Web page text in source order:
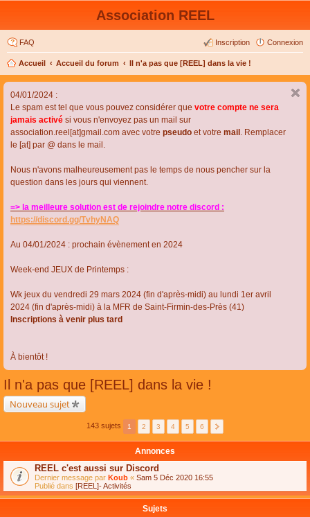
Association REEL
FAQ Connexion
Inscription
Accueil Accueil du forum Il n'a pas que [REEL] dans la vie !
04/01/2024 :
Le spam est tel que vous pouvez considérer que votre compte ne sera
jamais activé si vous n'envoyez pas un mail sur
association.reel[at]gmail.com avec votre pseudo et votre mail . Remplacer
le [at] par @ dans le mail.
Nous n'avons malheureusement pas le temps de nous pencher sur la
question dans les jours qui viennent.
=> la meilleure solution est de rejoindre notre discord :
https://discord.gg/TvhyNAQ
Au 04/01/2024 : prochain évènement en 2024
Week-end JEUX de Printemps :
Wk jeux du vendredi 29 mars 2024 (fin d'après-midi) au lundi 1er avril
2024 (fin d'après-midi) à la MFR de Saint-Firmin-des-Près (41)
Inscriptions à venir plus tard
À bientôt !
Il n'a pas que [REEL] dans la vie !
Nouveau sujet
143 sujets 1 2 3 4 5 6
Annonces
REEL c'est aussi sur Discord
Dernier message par Koub « Sam 5 Déc 2020 16:55
Publié dans [REEL]- Activités
Sujets